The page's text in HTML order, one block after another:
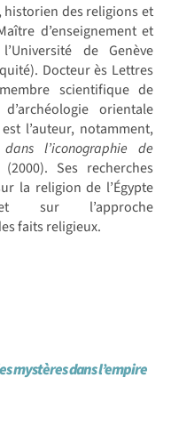
, historien des religions et
d’enseignement et
de Genève
Docteur ès Lettres
scientifique de
orientale
l’auteur, notamment,
l’iconographie de
(2000). Ses recherches
la religion de l’Égypte
sur l’approche
faits religieux.
mystères dans l’empire